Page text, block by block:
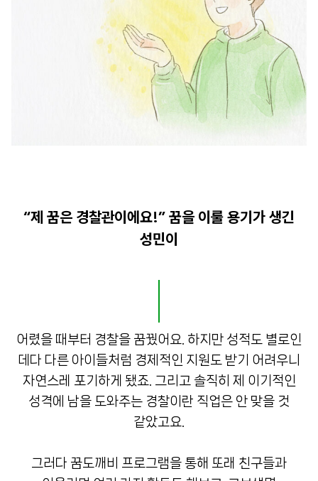
“제 꿈은 경찰관이에요!” 꿈을 이룰 용기가 생긴
성민이
어렸을 때부터 경찰을 꿈꿨어요. 하지만 성적도 별로인
데다 다른 아이들처럼 경제적인 지원도 받기 어려우니
자연스레 포기하게 됐죠. 그리고 솔직히 제 이기적인
성격에 남을 도와주는 경찰이란 직업은 안 맞을 것
같았고요.
그러다 꿈도깨비 프로그램을 통해 또래 친구들과